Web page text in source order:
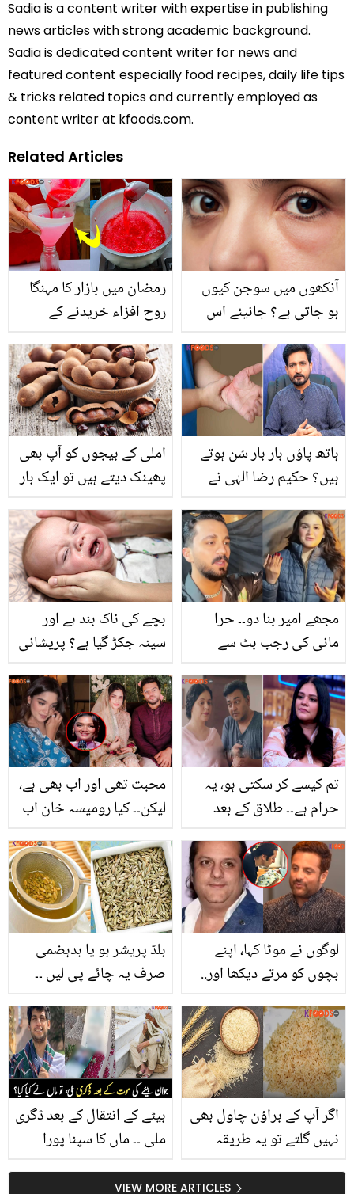
Sadia is a content writer with expertise in publishing
news articles with strong academic background.
Sadia is dedicated content writer for news and
featured content especially food recipes, daily life tips
& tricks related topics and currently employed as
content writer at kfoods.com.
Related Articles
رمضان میں بازار کا مہنگا
روح افزاء خریدنے کے
بنائیں ایسا لال شربت، جو
بنے مقدار میں زیادہ اور
قیمت میں کم
آنکھوں میں سوجن کیوں
ہو جاتی ہے؟ جانیئے اس
خوبصورتی کو برقرار
رکھنے کے آسان طریقے
املی کے بیجوں کو آپ بھی
پھینک دیتے ہیں تو ایک بار
فوائد جان لیں جو آپ کی
کئی مشکل آسان کرسکتا ہے
ہاتھ پاؤں بار بار سُن ہوتے
ہیں؟ حکیم رضا الہٰی نے
آسان گھریلو علاج، جو اس
پریشانی میں آپ کی مدد
کرے
بچے کی ناک بند ہے اور
سینہ جکڑ گیا ہے؟ پریشانی
گھریلو نسخوں سے بچوں
میں زکام کا آسان علاج
مجھے امیر بنا دو۔۔ حرا
مانی کی رجب بٹ سے
ویڈیو دیکھ کر آگ بگولہ
کیوں ہوگئے؟ دیکھیں
محبت تھی اور اب بھی ہے،
لیکن۔۔ کیا رومیسہ خان اب
کرتی ہیں؟ جذباتی بیان نے
سوشل میڈیا پر طوفان مچا
دیا!
تم کیسے کر سکتی ہو، یہ
حرام ہے۔۔ طلاق کے بعد
کرنے پر سلمیٰ حسن کو کیا
کچھ سننا پڑا؟
بلڈ پریشر ہو یا بدہضمی
صرف یہ چائے پی لیں ۔۔
چائے پینے کے وہ بے شمار
فائدے جو آپ کو مختلف
بیماریوں سے بچاتے ہیں
لوگوں نے موٹا کہا، اپنے
بچوں کو مرتے دیکھا اور..
کہاں غائب تھے؟ سامنے آ کر
سب کو حقیقت بتا دی
بیٹے کے انتقال کے بعد ڈگری
ملی ۔۔ ماں کا سپنا پورا
کچھ ماہ بعد گریجویٹ ہو
اگر آپ کے براؤن چاول بھی
نہیں گلتے تو یہ طریقہ
رائس بنانے کا آسان طریقہVIEW MORE ARTICLES